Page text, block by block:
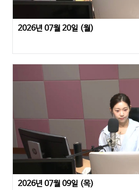
2026년 07월 20일 (월)
2026년 07월 09일 (목)